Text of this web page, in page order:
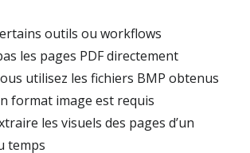
outils ou workflows
les pages PDF directement
utilisez les fichiers BMP obtenus
format image est requis
les visuels des pages d’un
temps